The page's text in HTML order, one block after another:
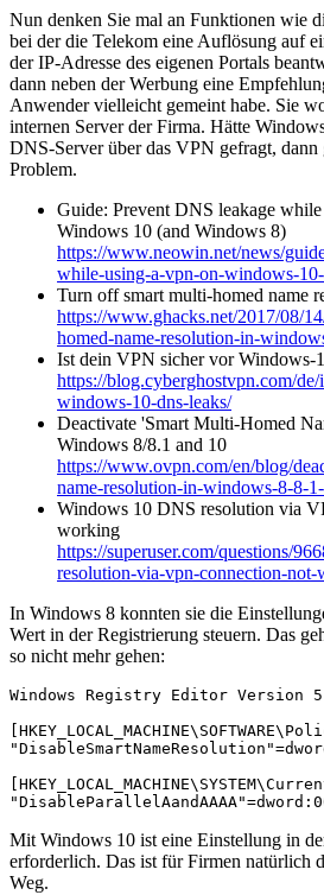
Nun denken Sie mal an Funktionen wie
bei der die Telekom eine Auflösung auf
der IP-Adresse des eigenen Portals
dann neben der Werbung eine
Anwender vielleicht gemeint habe. Sie
internen Server der Firma. Hätte
DNS-Server über das VPN gefragt, dann
Problem.
Guide: Prevent DNS leakage
Windows 10 (and Windows 8)
https://www.neowin.net/news/
while-using-a-vpn-on-windows-
Turn off smart multi-homed name
https://www.ghacks.net/2017/08/
homed-name-resolution-in-
Ist dein VPN sicher vor Windows-
https://blog.cyberghostvpn.com/
windows-10-dns-leaks/
Deactivate 'Smart Multi-Homed
Windows 8/8.1 and 10
https://www.ovpn.com/en/blog/
name-resolution-in-windows-8-8-
Windows 10 DNS resolution via
working
https://superuser.com/questions/
resolution-via-vpn-connection-
In Windows 8 konnten sie die
Wert in der Registrierung steuern. Das
so nicht mehr gehen:
Windows Registry Editor Version
Mit Windows 10 ist eine Einstellung in
erforderlich. Das ist für Firmen natürlich
Weg.